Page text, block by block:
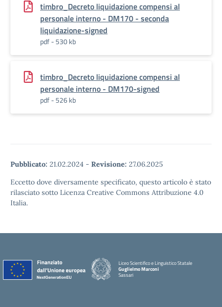
timbro_Decreto liquidazione compensi al
personale interno - DM170 - seconda
liquidazione-signed
pdf - 530 kb
timbro_Decreto liquidazione compensi al
personale interno - DM170-signed
pdf - 526 kb
Pubblicato: 21.02.2024 - Revisione: 27.06.2025
Eccetto dove diversamente specificato, questo articolo è stato
rilasciato sotto Licenza Creative Commons Attribuzione 4.0
Italia.
Liceo Scientifico e Linguistico Statale
Guglielmo Marconi
Sassari